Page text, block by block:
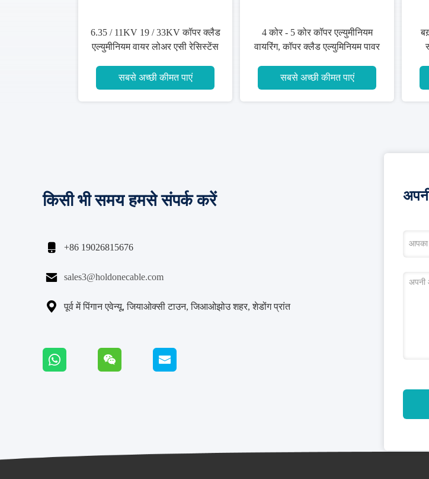
4 कोर - 5 कोर कॉपर एल्युमीनियम
वायरिंग, कॉपर क्लैड एल्युमिनियम पावर
सबसे अच्छी कीमत पाएं
बख़्तरबंद तांबे पहने एल्यूमीनियम तार
स्टील टेप 3 x 185 वर्ग मिमी इको
सबसे अच्छी कीमत पाएं
किसी भी समय हमसे संपर्क करें
 +86 19026815676
 sales3@holdonecable.com
 पूर्व में पिंगान एवेन्यू, जियाओक्सी टाउन, जिआओझोउ शहर, शेडोंग प्रांत